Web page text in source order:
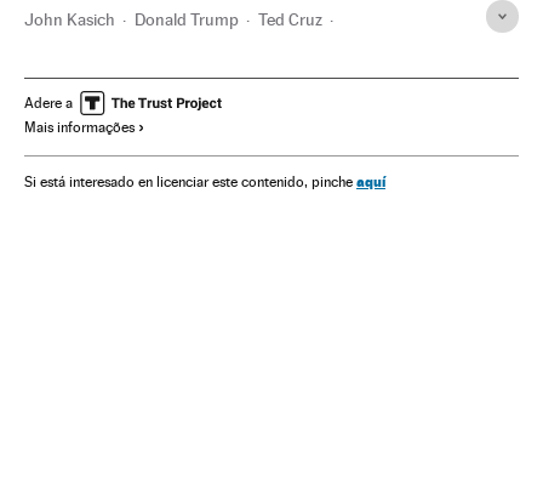
John Kasich Donald Trump Ted Cruz
Eleições presidenciais Eleições
Política
Adere a
Mais informações
Si está interesado en licenciar este contenido, pinche aquí